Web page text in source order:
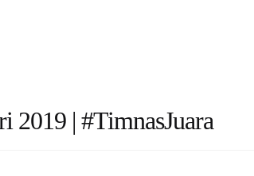
2019 | #TimnasJuara